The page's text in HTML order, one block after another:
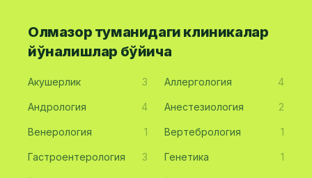
Олмазор туманидаги клиникалар
йўналишлар бўйича
Акушерлик 3 Аллергология 4
Андрология 4 Анестезиология 2
Венерология 1 Вертебрология 1
Гастроентерология 3 Генетика 1